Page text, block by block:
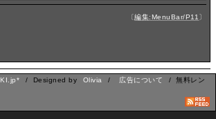
〔編集:MenuBar/P11 〕
/ Designed by Olivia / 広告について
/ 無料レン